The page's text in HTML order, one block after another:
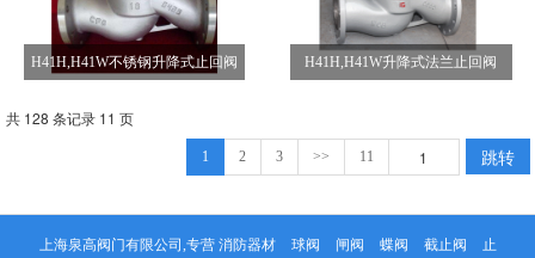
H41H,H41W不锈钢升降式止回阀 H41H,H41W升降式法兰止回阀
共 128 条记录 11 页
1 2 3 >> 11 跳转
上海泉高阀门有限公司,专营 消防器材 球阀 闸阀 蝶阀 截止阀 止